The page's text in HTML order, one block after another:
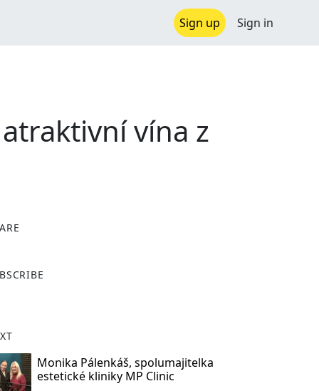
Sign up Sign in
vína z
Monika Pálenkáš, spolumajitelka
estetické kliniky MP Clinic